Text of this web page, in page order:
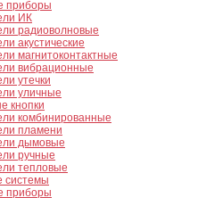
приборы
ИК
радиоволновые
акустические
магнитоконтактные
вибрационные
утечки
уличные
кнопки
комбинированные
пламени
дымовые
ручные
тепловые
системы
приборы